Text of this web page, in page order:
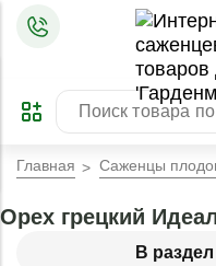
ПРЕДЗАКАЗ
ЛУЧШЕЕ
Главная Саженцы
В
Орех грецкий